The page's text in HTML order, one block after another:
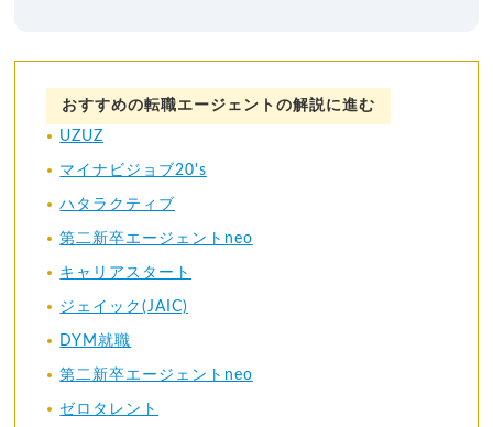
おすすめの転職エージェントの解説に進む
UZUZ
マイナビジョブ20's
ハタラクティブ
第二新卒エージェントneo
キャリアスタート
ジェイック(JAIC)
DYM就職
第二新卒エージェントneo
ゼロタレント